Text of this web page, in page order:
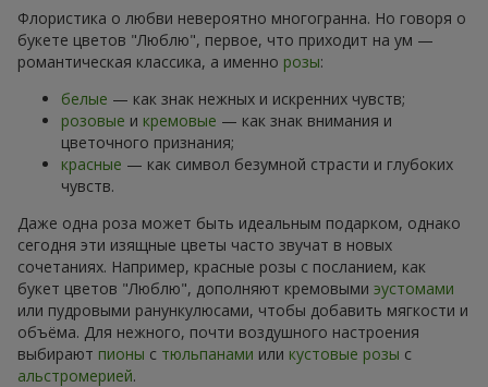
Флористика о любви невероятно многогранна. Но говоря о
букете цветов "Люблю", первое, что приходит на ум —
романтическая классика, а именно розы:
белые — как знак нежных и искренних чувств;
розовые и кремовые — как знак внимания и
цветочного признания;
красные — как символ безумной страсти и глубоких
чувств.
Даже одна роза может быть идеальным подарком, однако
сегодня эти изящные цветы часто звучат в новых
сочетаниях. Например, красные розы с посланием, как
букет цветов "Люблю", дополняют кремовыми эустомами
или пудровыми ранункулюсами, чтобы добавить мягкости и
объёма. Для нежного, почти воздушного настроения
выбирают пионы с тюльпанами или кустовые розы с
альстромерией.